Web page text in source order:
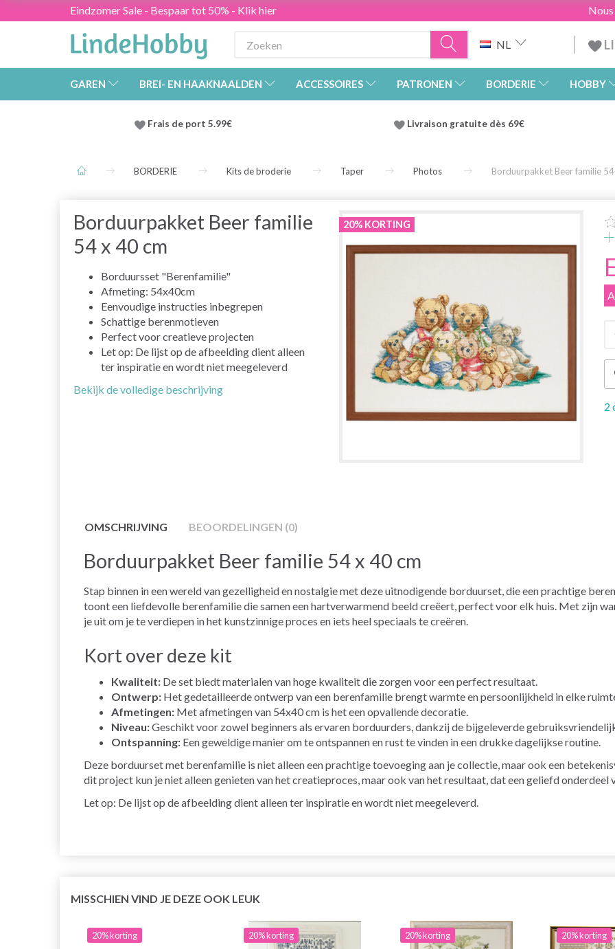
Eindzomer Sale - Bespaar tot 50% - Klik hier
NL
GAREN BREI- EN HAAKNAALDEN ACCESSOIRES PATRONEN BORDERIE HOBBY
Frais de port 5.99€ Livraison gratuite dès 69€
BORDERIE Kits de broderie Taper Photos Borduurpakket Beer familie
Borduurpakket Beer familie
54 x 40 cm
Borduursset "Berenfamilie"
Afmeting: 54x40cm
Eenvoudige instructies inbegrepen
Schattige berenmotieven
Perfect voor creatieve projecten
Let op: De lijst op de afbeelding dient alleen
ter inspiratie en wordt niet meegeleverd
Bekijk de volledige beschrijving
20% KORTING
2
OMSCHRIJVING BEOORDELINGEN (0)
Borduurpakket Beer familie 54 x 40 cm
Stap binnen in een wereld van gezelligheid en nostalgie met deze uitnodigende borduurset, die een prachtige
toont een liefdevolle berenfamilie die samen een hartverwarmend beeld creëert, perfect voor elk huis. Met zijn
je uit om je te verdiepen in het kunstzinnige proces en iets heel speciaals te creëren.
Kort over deze kit
Kwaliteit: De set biedt materialen van hoge kwaliteit die zorgen voor een perfect resultaat.
Ontwerp: Het gedetailleerde ontwerp van een berenfamilie brengt warmte en persoonlijkheid in elke
Afmetingen: Met afmetingen van 54x40 cm is het een opvallende decoratie.
Niveau:Geschikt voor zowel beginners als ervaren borduurders, dankzij de bijgeleverde
Ontspanning: Een geweldige manier om te ontspannen en rust te vinden in een drukke dagelijkse routine.
Deze borduurset met berenfamilie is niet alleen een prachtige toevoeging aan je collectie, maar ook een
dit project kun je niet alleen genieten van het creatieproces, maar ook van het resultaat, dat een geliefd onderdeel
Let op: De lijst op de afbeelding dient alleen ter inspiratie en wordt niet meegeleverd.
MISSCHIEN VIND JE DEZE OOK LEUK
20% korting 20% korting 20% korting 20% korting